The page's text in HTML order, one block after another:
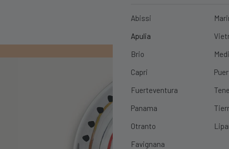
Abissi
Apulia
Brio
Capri
Fuerteventura
Panama
Otranto
Favignana
PRIMO ORDINE?